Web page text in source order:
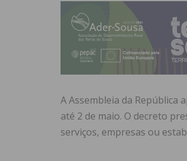
A Assembleia da República
até 2 de maio. O decreto
serviços, empresas ou